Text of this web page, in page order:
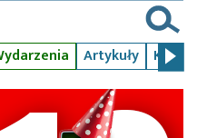
Artykuły Kursy